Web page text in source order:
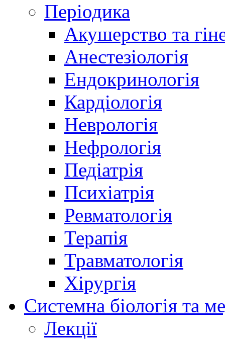
Періодика
Акушерство та
Анестезіологія
Ендокринологія
Кардіологія
Неврологія
Нефрологія
Педіатрія
Психіатрія
Ревматологія
Терапія
Травматологія
Хірургія
Системна біологія та
Лекції